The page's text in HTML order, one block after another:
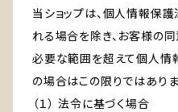
当ショップは、個人情報保
れる場合を除き、お客様の
必要な範囲を超えて個人情
の場合はこの限りではありま
（１） 法令に基づく場合